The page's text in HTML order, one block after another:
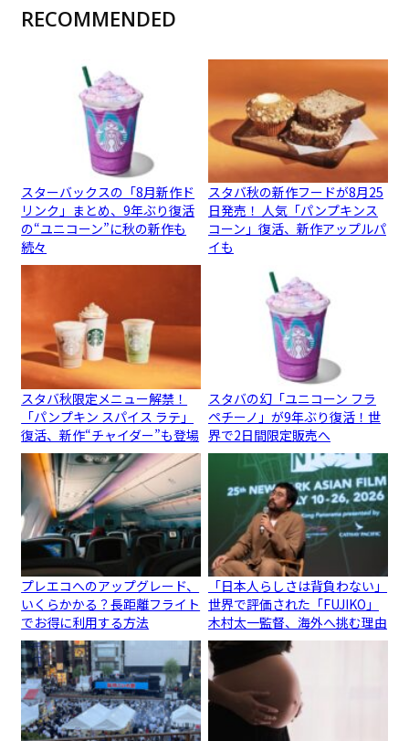
RECOMMENDED
スターバックスの「8月新作ド
リンク」まとめ、9年ぶり復活
の“ユニコーン”に秋の新作も
続々
スタバ秋の新作フードが8月25
日発売！ 人気「パンプキンス
コーン」復活、新作アップルパ
イも
スタバ秋限定メニュー解禁！
「パンプキン スパイス ラテ」
復活、新作“チャイダー”も登場
スタバの幻「ユニコーン フラ
ペチーノ」が9年ぶり復活！世
界で2日間限定販売へ
プレエコへのアップグレード、
いくらかかる？長距離フライト
でお得に利用する方法
「日本人らしさは背負わない」
世界で評価された「FUJIKO」
木村太一監督、海外へ挑む理由